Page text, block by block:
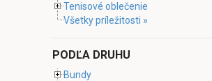
Tenisové oblečenie
Všetky príležitosti »
PODĽA DRUHU
Bundy